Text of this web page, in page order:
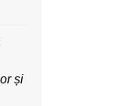
și